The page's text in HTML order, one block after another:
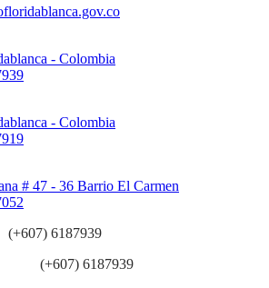
- Colombia
- Colombia
# 47 - 36 Barrio El Carmen
(+607) 6187939
(+607) 6187939